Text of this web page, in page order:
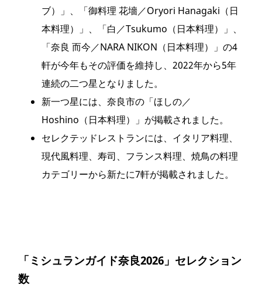
ブ）」、「御料理 花墻／Oryori Hanagaki（日
本料理）」、「白／Tsukumo（日本料理）」、
「奈良 而今／NARA NIKON（日本料理）」の4
軒が今年もその評価を維持し、2022年から5年
連続の二つ星となりました。
新一つ星には、奈良市の「ほしの／
Hoshino（日本料理）」が掲載されました。
セレクテッドレストランには、イタリア料理、
現代風料理、寿司、フランス料理、焼鳥の料理
カテゴリーから新たに7軒が掲載されました。
「ミシュランガイド奈良2026」セレクション
数